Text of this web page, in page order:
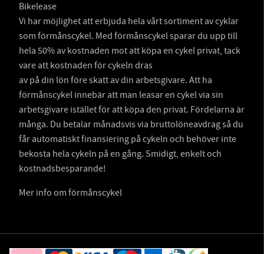
Bikelease
Vi har möjlighet att erbjuda hela vårt sortiment av cyklar
som förmånscykel. Med förmånscykel sparar du upp till
hela 50% av kostnaden mot att köpa en cykel privat, tack
vare att kostnaden för cykeln dras
av på din lön före skatt av din arbetsgivare. Att ha
förmånscykel innebär att man leasar en cykel via sin
arbetsgivare istället för att köpa den privat. Fördelarna är
många. Du betalar månadsvis via bruttolöneavdrag så du
får automatiskt finansiering på cykeln och behöver inte
bekosta hela cykeln på en gång. Smidigt, enkelt och
kostnadsbesparande!
Mer info om förmånscykel